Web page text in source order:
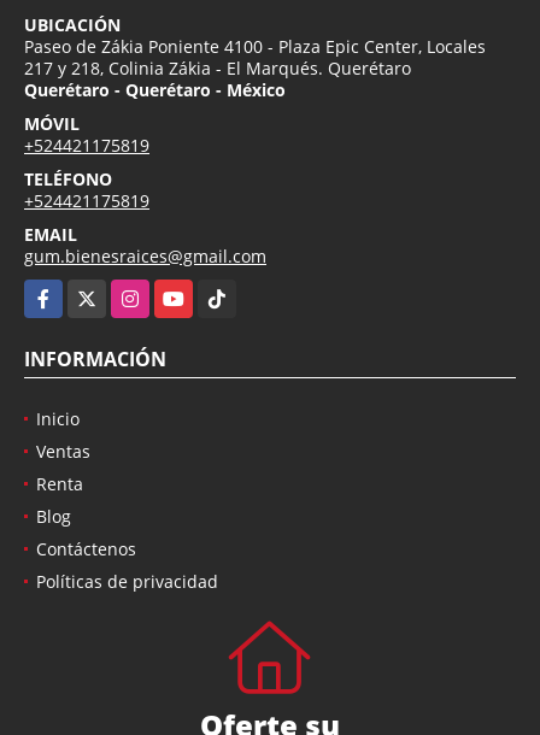
UBICACIÓN
Paseo de Zákia Poniente 4100 - Plaza Epic Center, Locales
217 y 218, Colinia Zákia - El Marqués. Querétaro
Querétaro - Querétaro - México
MÓVIL
+524421175819
TELÉFONO
+524421175819
EMAIL
gum.bienesraices@gmail.com
Facebook
InstagramYouTubeTikTok
INFORMACIÓN
Inicio
Ventas
Renta
Blog
Contáctenos
Políticas de privacidad
Oferte su